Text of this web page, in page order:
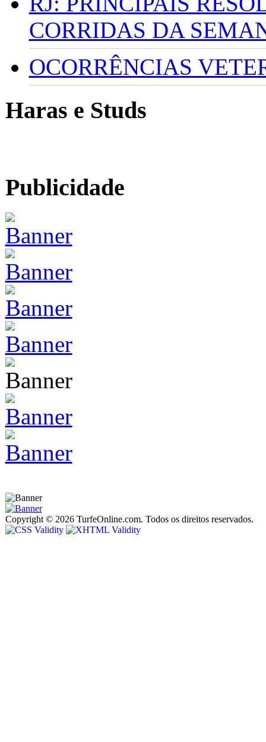
CORRIDAS DA
OCORRÊNCIAS
Haras e Studs
Publicidade
Copyright © 2026 TurfeOnline.com. Todos os direitos reservados.